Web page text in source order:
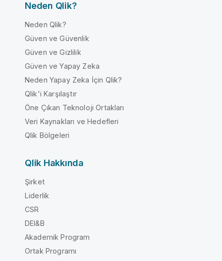
Neden Qlik?
Neden Qlik?
Güven ve Güvenlik
Güven ve Gizlilik
Güven ve Yapay Zeka
Neden Yapay Zeka İçin Qlik?
Qlik'i Karşılaştır
Öne Çıkan Teknoloji Ortakları
Veri Kaynakları ve Hedefleri
Qlik Bölgeleri
Qlik Hakkında
Şirket
Liderlik
CSR
DEI&B
Akademik Program
Ortak Programı